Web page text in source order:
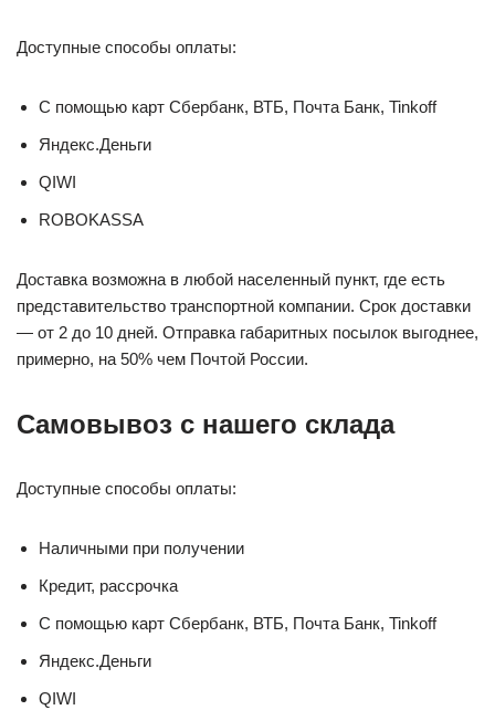
Доступные способы оплаты:
С помощью карт Сбербанк, ВТБ, Почта Банк, Tinkoff
Яндекс.Деньги
QIWI
ROBOKASSA
Доставка возможна в любой населенный пункт, где есть
представительство транспортной компании. Срок доставки
— от 2 до 10 дней. Отправка габаритных посылок выгоднее,
примерно, на 50% чем Почтой России.
Самовывоз с нашего склада
Доступные способы оплаты:
Наличными при получении
Кредит, рассрочка
С помощью карт Сбербанк, ВТБ, Почта Банк, Tinkoff
Яндекс.Деньги
QIWI